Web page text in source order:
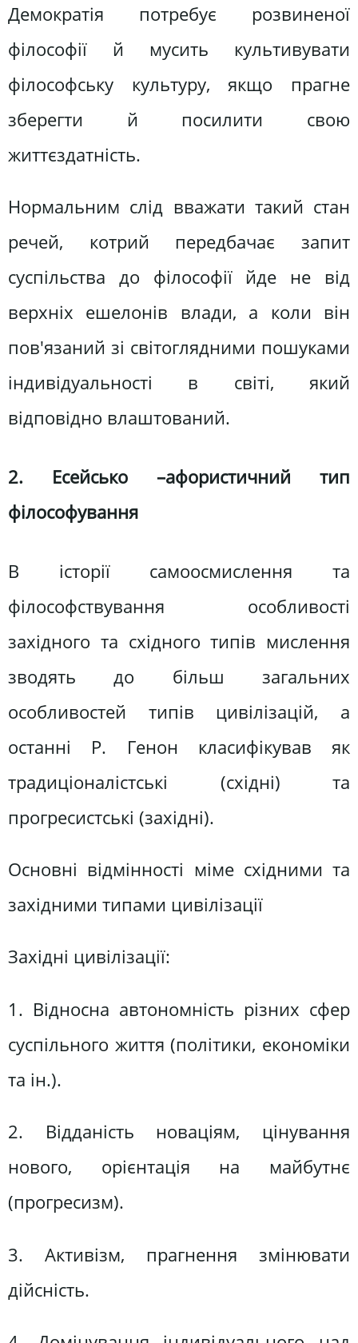
Демократія потребує розвиненої
філософії й мусить культивувати
філософську культуру, якщо прагне
зберегти й посилити свою
життєздатність.
Нормальним слід вважати такий стан
речей, котрий передбачає запит
суспільства до філософії йде не від
верхніх ешелонів влади, а коли він
пов'язаний зі світоглядними пошуками
індивідуальності в світі, який
відповідно влаштований.
2. Есейсько –афористичний тип
філософування
В історії самоосмислення та
філософствування особливості
західного та східного типів мислення
зводять до більш загальних
особливостей типів цивілізацій, а
останні Р. Генон класифікував як
традиціоналістські (східні) та
прогресистські (західні).
Основні відмінності міме східними та
західними типами цивілізації
Західні цивілізації:
1. Відносна автономність різних сфер
суспільного життя (політики, економіки
та ін.).
2. Відданість новаціям, цінування
нового, орієнтація на майбутнє
(прогресизм).
3. Активізм, прагнення змінювати
дійсність.